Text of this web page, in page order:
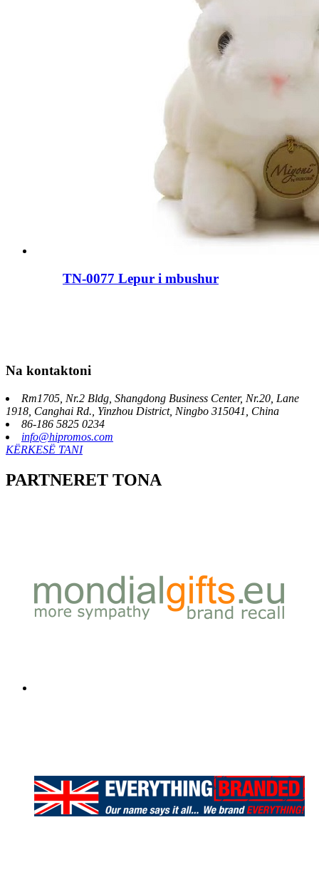
TN-0077 Lepur i mbushur
Na kontaktoni
Rm1705, Nr.2 Bldg, Shangdong Business Center, Nr.20, Lane
1918, Canghai Rd., Yinzhou District, Ningbo 315041, China
86-186 5825 0234
info@hipromos.com
KËRKESË TANI
PARTNERET TONA